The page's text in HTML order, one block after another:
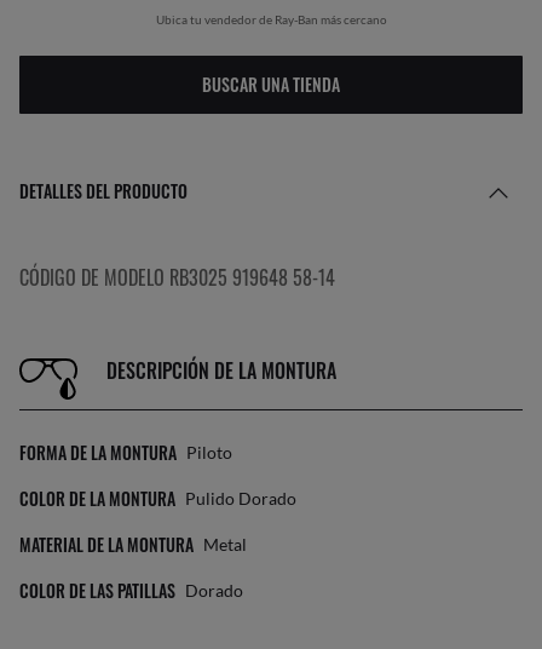
Ubica tu vendedor de Ray-Ban más cercano
BUSCAR UNA TIENDA
DETALLES DEL PRODUCTO
CÓDIGO DE MODELO RB3025 919648 58-14
DESCRIPCIÓN DE LA MONTURA
FORMA DE LA MONTURA Piloto
COLOR DE LA MONTURA Pulido Dorado
MATERIAL DE LA MONTURA Metal
COLOR DE LAS PATILLAS Dorado